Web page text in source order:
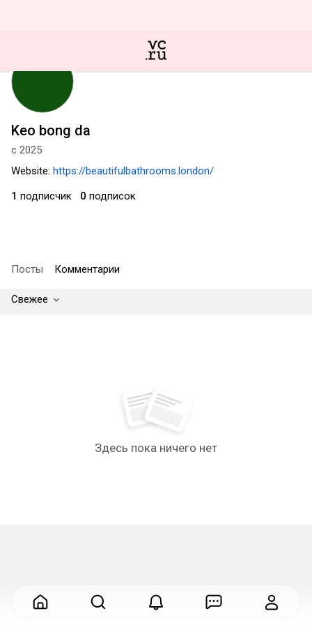
Keo bong da
с 2025
Website: https://beautifulbathrooms.london/
1 подписчик 0 подписок
Посты Комментарии
Свежее
Здесь пока ничего нет